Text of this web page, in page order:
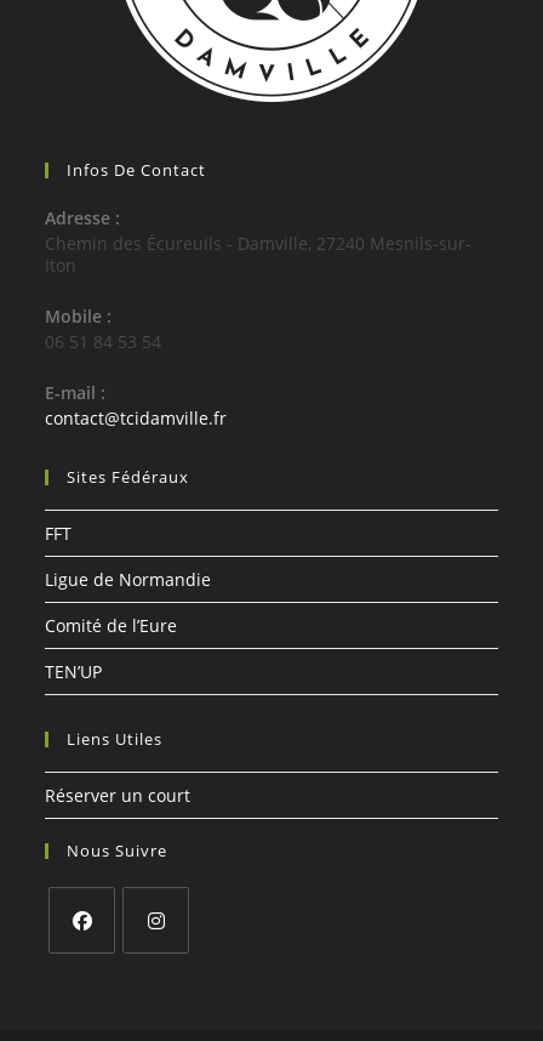
Infos De Contact
Adresse :
Chemin des Écureuils - Damville, 27240 Mesnils-sur-
Iton
Mobile :
06 51 84 53 54
E-mail :
contact@tcidamville.fr
Sites Fédéraux
FFT
Ligue de Normandie
Comité de l’Eure
TEN’UP
Liens Utiles
Réserver un court
Nous Suivre